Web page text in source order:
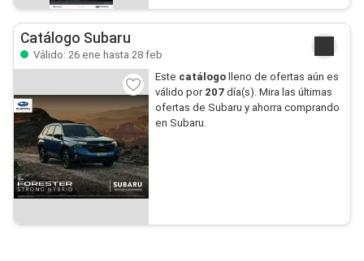
Catálogo Subaru
Válido: 26 ene hasta 28 feb
Este catálogolleno de ofertas aún es
válido por 207día(s). Mira las últimas
ofertas de Subaru y ahorra comprando
en Subaru.